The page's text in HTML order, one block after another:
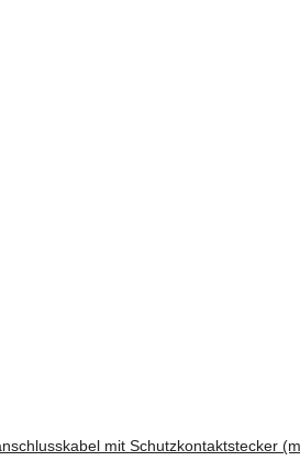
mit Schutzkontaktstecker